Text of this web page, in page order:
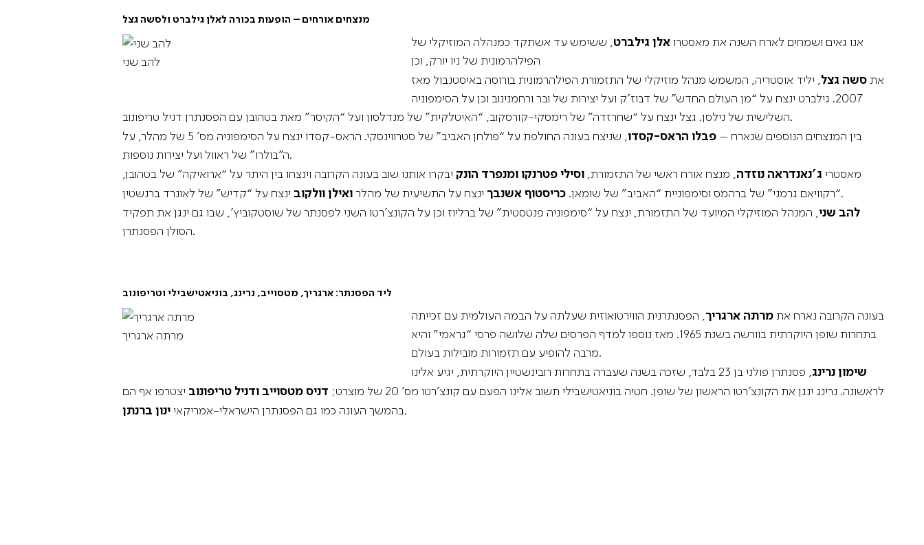
מנצחים אורחים –
להב שני
אנו גאים ושמחים לארח השנה את מאסטרואלן גילברט, ששימש עד אשתקד כמנהלה המוזיקלי של
הפילהרמונית של ניו יורק, וכן
את סשה גצל, יליד אוסטריה, המשמש מנהל מוזיקלי של התזמורת הפילהרמונית בורוסה באיסטנבול מאז
2007. גילברט ינצח על “מן העולם החדש” של דבוז’ק ועל יצירות של ובר ורחמנינוב וכן על הסימפוניה
השלישית של נילסן. גצל ינצח על “שחרזדה” של רימסקי-קורסקוב, “האיטלקית” של מנדלסון ועל “הקיסר” מאת בטהובן עם הפסנתרן דניל טריפונוב.
בין המנצחים הנוספים שנארח – פבלו הראס-קסדו
, שניצח בעונה החולפת על “פולחן האביב” של סטרווינסקי. הראס-קסדו ינצח על הסימפוניה מס’ 5 של מהלר, על
ה”בולרו” של ראוול ועל יצירות נוספות.
מאסטרי ג’נאנדראה נוזדה, מנצח אורח ראשי של התזמורת, וסילי פטרנקו ומנפרד הונק יבקרו אותנו שוב בעונה הקרובה וינצחו בין היתר על “ארואיקה” של בטהובן,
“רקוויאם גרמני” של ברהמס וסימפוניית “האביב” של שומאן. כריסטוף אשנבך ינצח על התשיעית של מהלרואילן וולקוב ינצח על “קדיש” של לאונרד ברנשטין.
להב שני, המנהל המוזיקלי המיועד של התזמורת, ינצח על “סימפוניה פנטסטית” של ברליוז וכן על הקונצ’רטו השני לפסנתר של שוסטקוביץ’, שבו גם ינגן את תפקיד
הסולן הפסנתרן.
ליד הפסנתר: ארגריך, מטסוייב, נרינג,
מרתה ארגריך
בעונה הקרובה נארח את מרתה ארגריך, הפסנתרנית הווירטואוזית שעלתה על הבמה העולמית עם זכייתה
בתחרות שופן היוקרתית בוורשה בשנת 1965. מאז נוספו למדף הפרסים שלה שלושה פרסי “גראמי” והיא
מרבה להופיע עם תזמורות מובילות בעולם.
שימון נרינג
, פסנתרן פולני בן 23 בלבד, שזכה בשנה שעברה בתחרות רובינשטיין היוקרתית, יגיע אלינו
לראשונה. נרינג ינגן את הקונצ’רטו הראשון של שופן. חטיה בוניאטישבילי תשוב אלינו הפעם עם קונצ’רטו מס’ 20 של מוצרט;
דניס מטסוייב ודניל טריפונוב יצטרפו אף הם
בהמשך העונה כמו גם הפסנתרן הישראלי-אמריקאיינון ברנתן .